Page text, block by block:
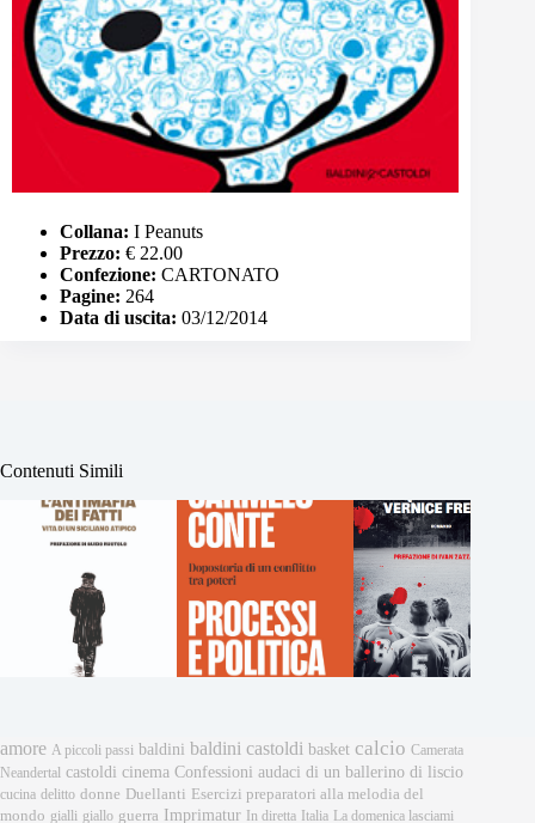
Collana: I Peanuts
Prezzo: € 22.00
Confezione: CARTONATO
Pagine: 264
Data di uscita: 03/12/2014
Contenuti Simili
amore A piccoli passi baldini baldini castoldi basket calcio Camerata
Neandertal castoldi cinema Confessioni audaci di un ballerino di liscio
cucina delitto donne Duellanti Esercizi preparatori alla melodia del
mondo gialli giallo guerra Imprimatur In diretta Italia La domenica lasciami